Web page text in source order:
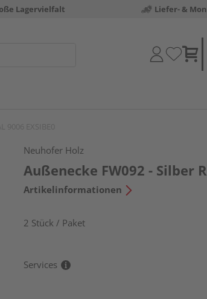
Lagervielfalt Liefer- &
Neuhofer Holz
Außenecke FW092 - Silber
Artikelinformationen
2 Stück / Paket
Services